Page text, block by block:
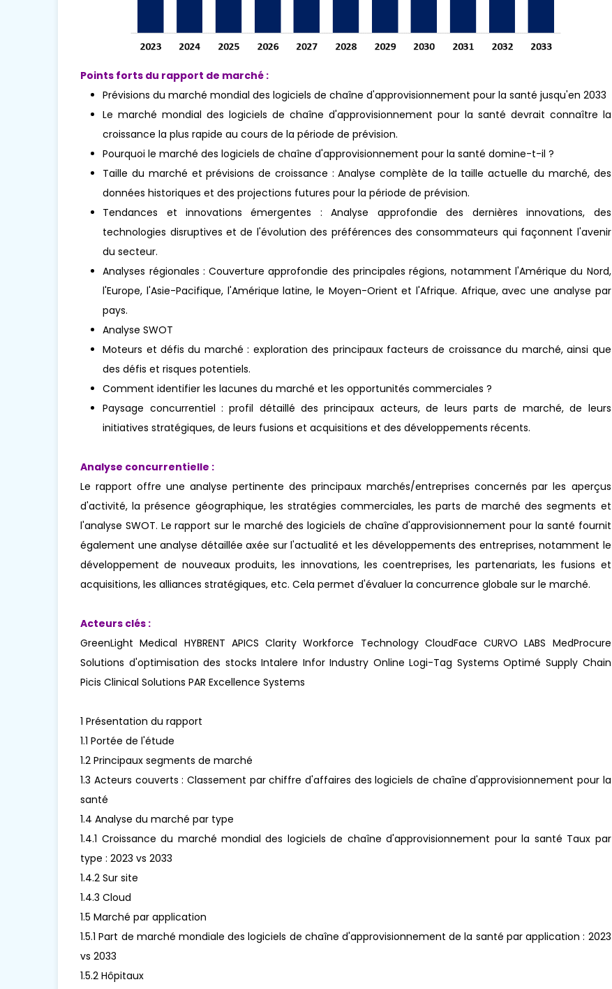
Points forts du rapport de marché :
Prévisions du marché mondial des logiciels de chaîne d'approvisionnement pour la santé jusqu'en 2033
Le marché mondial des logiciels de chaîne d'approvisionnement pour la santé devrait connaître la
croissance la plus rapide au cours de la période de prévision.
Pourquoi le marché des logiciels de chaîne d'approvisionnement pour la santé domine-t-il ?
Taille du marché et prévisions de croissance : Analyse complète de la taille actuelle du marché, des
données historiques et des projections futures pour la période de prévision.
Tendances et innovations émergentes : Analyse approfondie des dernières innovations, des
technologies disruptives et de l'évolution des préférences des consommateurs qui façonnent l'avenir
du secteur.
Analyses régionales : Couverture approfondie des principales régions, notamment l'Amérique du Nord,
l'Europe, l'Asie-Pacifique, l'Amérique latine, le Moyen-Orient et l'Afrique. Afrique, avec une analyse par
pays.
Analyse SWOT
Moteurs et défis du marché : exploration des principaux facteurs de croissance du marché, ainsi que
des défis et risques potentiels.
Comment identifier les lacunes du marché et les opportunités commerciales ?
Paysage concurrentiel : profil détaillé des principaux acteurs, de leurs parts de marché, de leurs
initiatives stratégiques, de leurs fusions et acquisitions et des développements récents.
Analyse concurrentielle :
Le rapport offre une analyse pertinente des principaux marchés/entreprises concernés par les aperçus
d'activité, la présence géographique, les stratégies commerciales, les parts de marché des segments et
l'analyse SWOT. Le rapport sur le marché des logiciels de chaîne d'approvisionnement pour la santé fournit
également une analyse détaillée axée sur l'actualité et les développements des entreprises, notamment le
développement de nouveaux produits, les innovations, les coentreprises, les partenariats, les fusions et
acquisitions, les alliances stratégiques, etc. Cela permet d'évaluer la concurrence globale sur le marché.
Acteurs clés :
GreenLight Medical HYBRENT APICS Clarity Workforce Technology CloudFace CURVO LABS MedProcure
Solutions d'optimisation des stocks Intalere Infor Industry Online Logi-Tag Systems Optimé Supply Chain
Picis Clinical Solutions PAR Excellence Systems
1 Présentation du rapport
1.1 Portée de l'étude
1.2 Principaux segments de marché
1.3 Acteurs couverts : Classement par chiffre d'affaires des logiciels de chaîne d'approvisionnement pour la
santé
1.4 Analyse du marché par type
1.4.1 Croissance du marché mondial des logiciels de chaîne d'approvisionnement pour la santé Taux par
type : 2023 vs 2033
1.4.2 Sur site
1.4.3 Cloud
1.5 Marché par application
1.5.1 Part de marché mondiale des logiciels de chaîne d'approvisionnement de la santé par application : 2023
vs 2033
1.5.2 Hôpitaux